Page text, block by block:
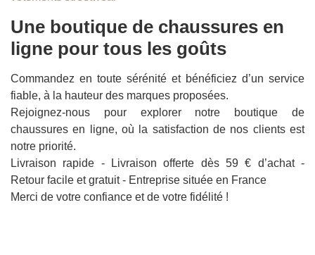
Une boutique de chaussures en
ligne pour tous les goûts
Commandez en toute sérénité et bénéficiez d’un service
fiable, à la hauteur des marques proposées.
Rejoignez-nous pour explorer notre boutique de
chaussures en ligne, où la satisfaction de nos clients est
notre priorité.
Livraison rapide - Livraison offerte dès 59 € d’achat -
Retour facile et gratuit - Entreprise située en France
Merci de votre confiance et de votre fidélité !